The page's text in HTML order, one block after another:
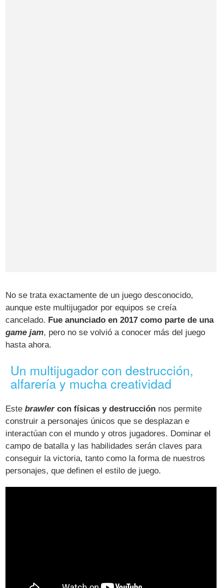
No se trata exactamente de un juego desconocido,
aunque este multijugador por equipos se creía
cancelado. Fue anunciado en 2017 como parte de una
game jam, pero no se volvió a conocer más del juego
hasta ahora.
Un multijugador con destrucción,
alfarería y mucha creatividad
Estebrawlercon físicas y destrucción nos permite
construir a personajes únicos que se desplazan e
interactúan con el mundo y otros jugadores. Dominar el
campo de batalla y las habilidades serán claves para
conseguir la victoria, tanto como la forma de nuestros
personajes, que definen el estilo de juego.